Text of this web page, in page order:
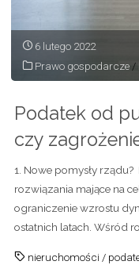
6 lutego 2022
Prawo gospodarcze /
Podatek od
czy
1. Nowe pomysły rządu?
rozwiązania mające na
ograniczenie wzrostu
ostatnich latach. Wśród
nieruchomości /